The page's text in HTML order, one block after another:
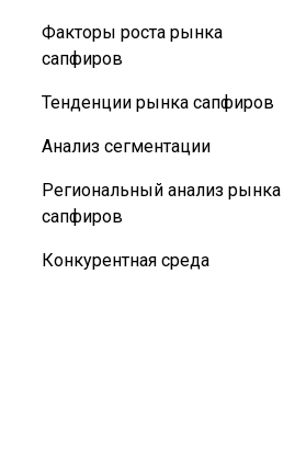
Факторы роста рынка
сапфиров
Тенденции рынка сапфиров
Анализ сегментации
Региональный анализ рынка
сапфиров
Конкурентная среда